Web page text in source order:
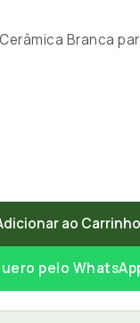
Branca
ao Carrinho
pelo